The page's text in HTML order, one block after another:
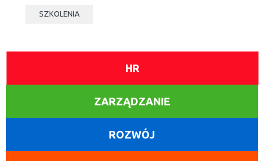
SZKOLENIA
HR
ZARZĄDZANIE
ROZWÓJ